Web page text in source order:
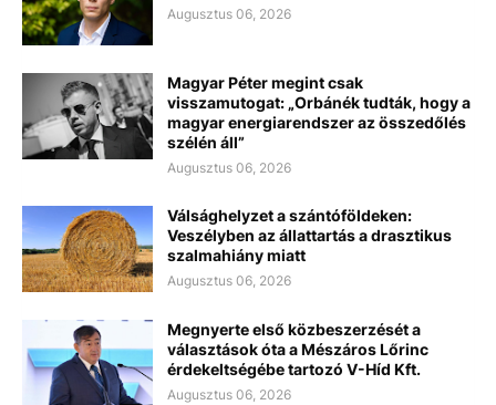
Augusztus 06, 2026
Magyar Péter megint csak
visszamutogat: „Orbánék tudták, hogy a
magyar energiarendszer az összedőlés
szélén áll”
Augusztus 06, 2026
Válsághelyzet a szántóföldeken:
Veszélyben az állattartás a drasztikus
szalmahiány miatt
Augusztus 06, 2026
Megnyerte első közbeszerzését a
választások óta a Mészáros Lőrinc
érdekeltségébe tartozó V-Híd Kft.
Augusztus 06, 2026